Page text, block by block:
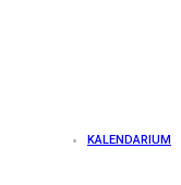
KALENDARIUM